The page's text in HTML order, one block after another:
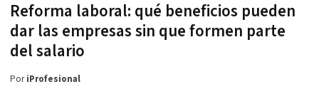
Reforma laboral: qué beneficios pueden
dar las empresas sin que formen parte
del salario
PoriProfesional